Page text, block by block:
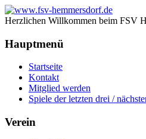
Herzlichen Willkommen beim FSV
Hauptmenü
Startseite
Kontakt
Mitglied werden
Spiele der letzten drei /
Verein